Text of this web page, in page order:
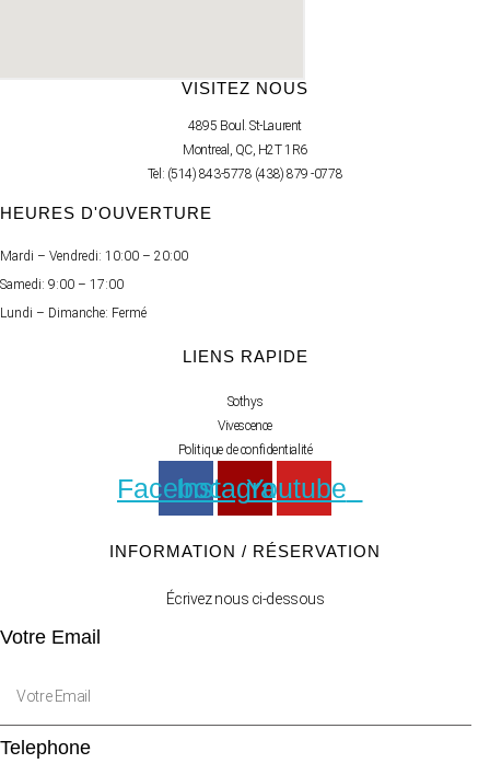
VISITEZ NOUS
4895 Boul. St-Laurent
Montreal, QC, H2T 1R6
Tel: (514) 843-5778 (438) 879 -0778
HEURES D'OUVERTURE
Mardi – Vendredi: 10:00 – 20:00
Samedi: 9:00 – 17:00
Lundi – Dimanche: Fermé
LIENS RAPIDE
Sothys
Vivescence
Politique de confidentialité
Facebook
Instagram
Youtube
INFORMATION / RÉSERVATION
Écrivez nous ci-dessous
Votre Email
Telephone